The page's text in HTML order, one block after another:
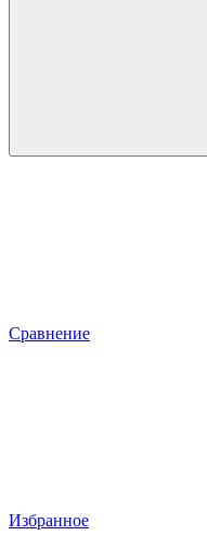
Сравнение
Избранное